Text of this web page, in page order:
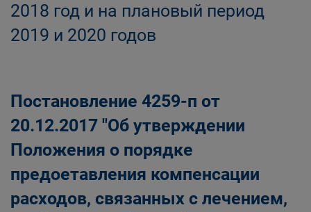
2018 год и на плановый период
2019 и 2020 годов
Постановление 4259-п от
20.12.2017 "Об утверждении
Положения о порядке
предоетавления компенсации
расходов, связанных с лечением,